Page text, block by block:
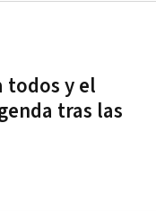
todos y el
tras las